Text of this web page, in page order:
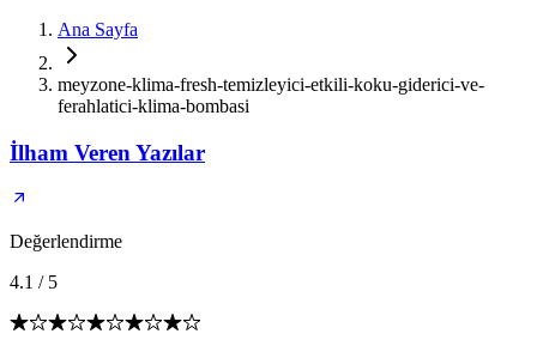
Ana Sayfa
meyzone-klima-fresh-temizleyici-etkili-koku-giderici-ve-
ferahlatici-klima-bombasi
İlham Veren Yazılar
Değerlendirme
4.1 / 5